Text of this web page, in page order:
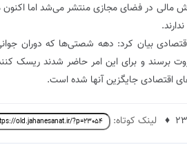
مالی در فضای مجازی منتشر می‌شد اما
بیان کرد: دهه شصتی‌ها که دوران
برسند و برای این امر حاضر شدند ریسک
اقتصادی جایگزین آنها شده است.
لینک کوتاه: